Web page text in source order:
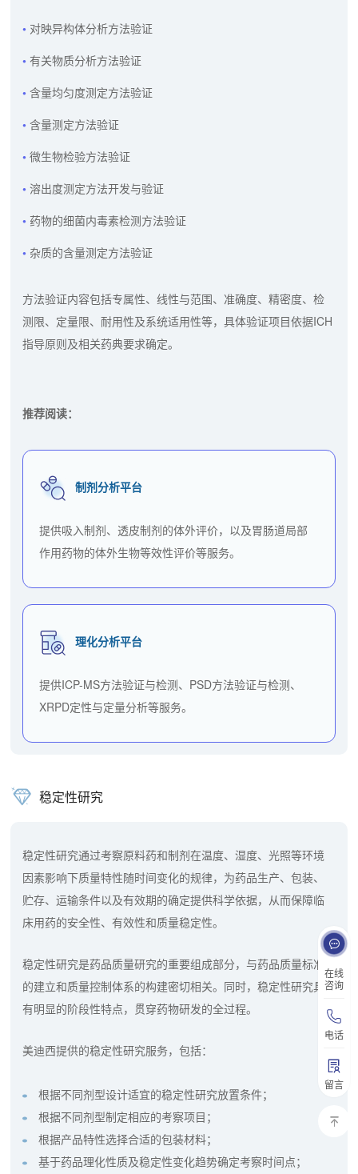
在线
咨询
电话
留言
对映异构体分析方法验证
有关物质分析方法验证
含量均匀度测定方法验证
含量测定方法验证
微生物检验方法验证
溶出度测定方法开发与验证
药物的细菌内毒素检测方法验证
杂质的含量测定方法验证
方法验证内容包括专属性、线性与范围、准确度、精密度、检
测限、定量限、耐用性及系统适用性等，具体验证项目依据ICH
指导原则及相关药典要求确定。
推荐阅读：
制剂分析平台
提供吸入制剂、透皮制剂的体外评价，以及胃肠道局部
作用药物的体外生物等效性评价等服务。
理化分析平台
提供ICP-MS方法验证与检测、PSD方法验证与检测、
XRPD定性与定量分析等服务。
稳定性研究
稳定性研究通过考察原料药和制剂在温度、湿度、光照等环境
因素影响下质量特性随时间变化的规律，为药品生产、包装、
贮存、运输条件以及有效期的确定提供科学依据，从而保障临
床用药的安全性、有效性和质量稳定性。
稳定性研究是药品质量研究的重要组成部分，与药品质量标准
的建立和质量控制体系的构建密切相关。同时，稳定性研究具
有明显的阶段性特点，贯穿药物研发的全过程。
美迪西提供的稳定性研究服务，包括：
根据不同剂型设计适宜的稳定性研究放置条件；
根据不同剂型制定相应的考察项目；
根据产品特性选择合适的包装材料；
基于药品理化性质及稳定性变化趋势确定考察时间点；